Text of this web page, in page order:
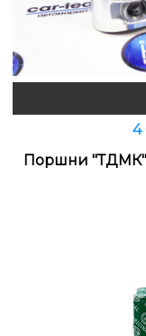
4
Поршни "ТДМК"